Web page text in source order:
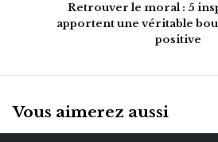
Retrouver le moral : 5
apportent une véritable
positive
Vous aimerez aussi